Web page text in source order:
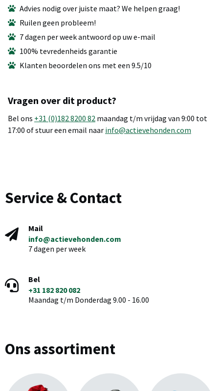
Advies nodig over juiste maat? We helpen graag!
Ruilen geen probleem!
7 dagen per week antwoord op uw e-mail
100% tevredenheids garantie
Klanten beoordelen ons met een 9.5/10
Vragen over dit product?
Bel ons +31 (0)182 8200 82 maandag t/m vrijdag van 9:00 tot
17:00 of stuur een email naar info@actievehonden.com
Service & Contact
Mail
info@actievehonden.com
7 dagen per week
Bel
+31 182 820 082
Maandag t/m Donderdag 9.00 - 16.00
Ons assortiment